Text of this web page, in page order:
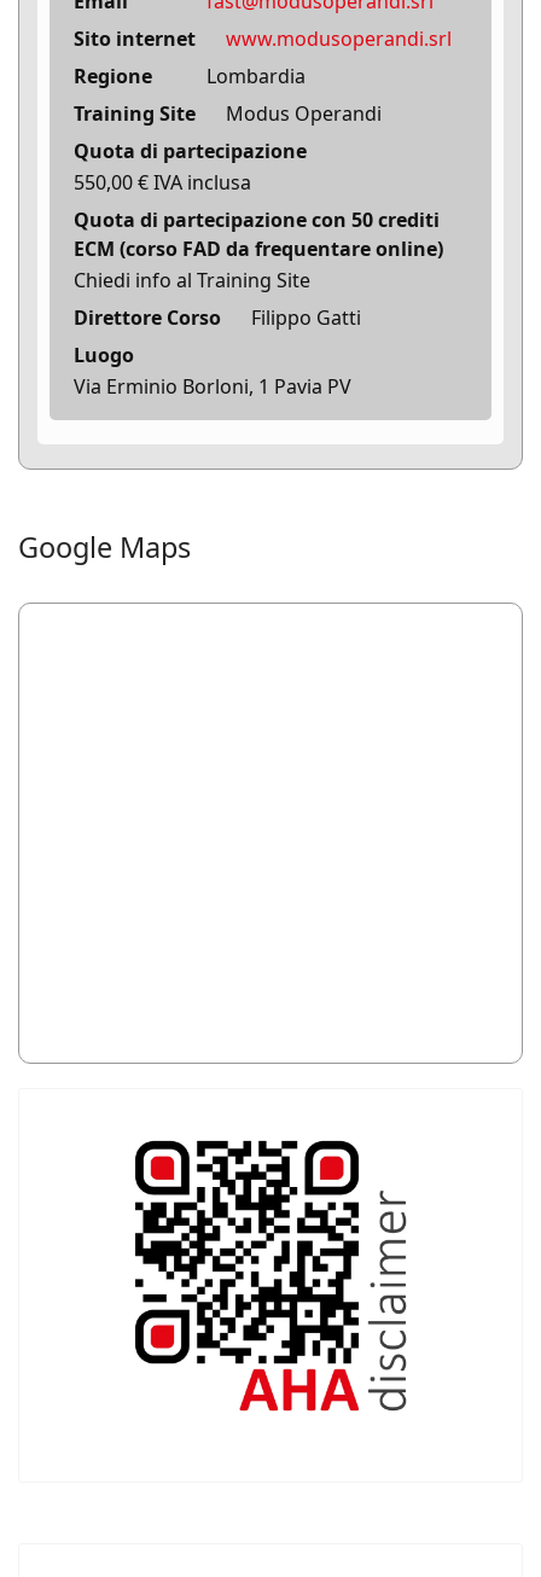
Sito internet
www.modusoperandi.srl
Regione
Lombardia
Training Site
Modus Operandi
Quota di partecipazione
550,00 € IVA inclusa
Quota di partecipazione con 50 crediti
ECM (corso FAD da frequentare online)
Chiedi info al Training Site
Direttore Corso
Filippo Gatti
Luogo
Via Erminio Borloni, 1 Pavia PV
Google Maps